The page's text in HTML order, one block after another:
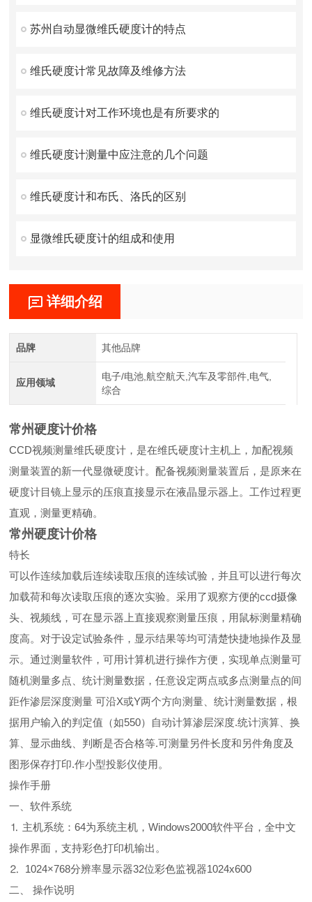
苏州自动显微维氏硬度计的特点
维氏硬度计常见故障及维修方法
维氏硬度计对工作环境也是有所要求的
维氏硬度计测量中应注意的几个问题
维氏硬度计和布氏、洛氏的区别
显微维氏硬度计的组成和使用
详细介绍
品牌 其他品牌
应用领域
电子/电池,航空航天,汽车及零部件,电气,
综合
常州硬度计价格
CCD视频测量维氏硬度计，是在维氏硬度计主机上，加配视频
测量装置的新一代显微硬度计。配备视频测量装置后，是原来在
硬度计目镜上显示的压痕直接显示在液晶显示器上。工作过程更
直观，测量更精确。
常州硬度计价格
特长
可以作连续加载后连续读取压痕的连续试验，并且可以进行每次
加载荷和每次读取压痕的逐次实验。采用了观察方便的ccd摄像
头、视频线，可在显示器上直接观察测量压痕，用鼠标测量精确
度高。对于设定试验条件，显示结果等均可清楚快捷地操作及显
示。通过测量软件，可用计算机进行操作方便，实现单点测量可
随机测量多点、统计测量数据，任意设定两点或多点测量点的间
距作渗层深度测量 可沿X或Y两个方向测量、统计测量数据，根
据用户输入的判定值（如550）自动计算渗层深度.统计演算、换
算、显示曲线、判断是否合格等.可测量另件长度和另件角度及
图形保存打印.作小型投影仪使用。
操作手册
一、软件系统
⒈ 主机系统：64为系统主机，Windows2000软件平台，全中文
操作界面，支持彩色打印机输出。
⒉ 1024×768分辨率显示器32位彩色监视器1024x600
二、 操作说明